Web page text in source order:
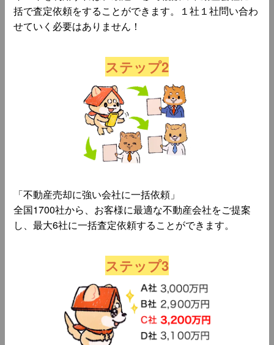
括で査定依頼をすることができます。１社１社問い合わ
せていく必要はありません！
ステップ2
「不動産売却に強い会社に一括依頼」
全国1700社から、お客様に最適な不動産会社をご提案
し、最大6社に一括査定依頼することができます。
ステップ3